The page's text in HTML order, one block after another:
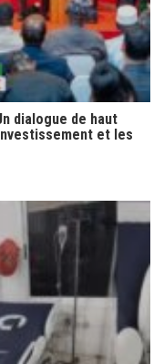
dialogue de haut
et les